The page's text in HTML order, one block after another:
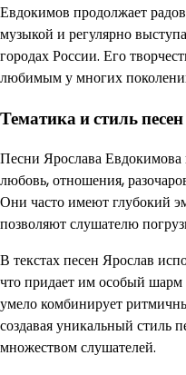
Евдокимов продолжает
музыкой и регулярно
городах России. Его
любимым у многих
Тематика и стиль песен
Песни Ярослава
любовь, отношения,
Они часто имеют глубокий
позволяют слушателю
В текстах песен Ярослав
что придает им особый
умело комбинирует
создавая уникальный стиль
множеством слушателей.